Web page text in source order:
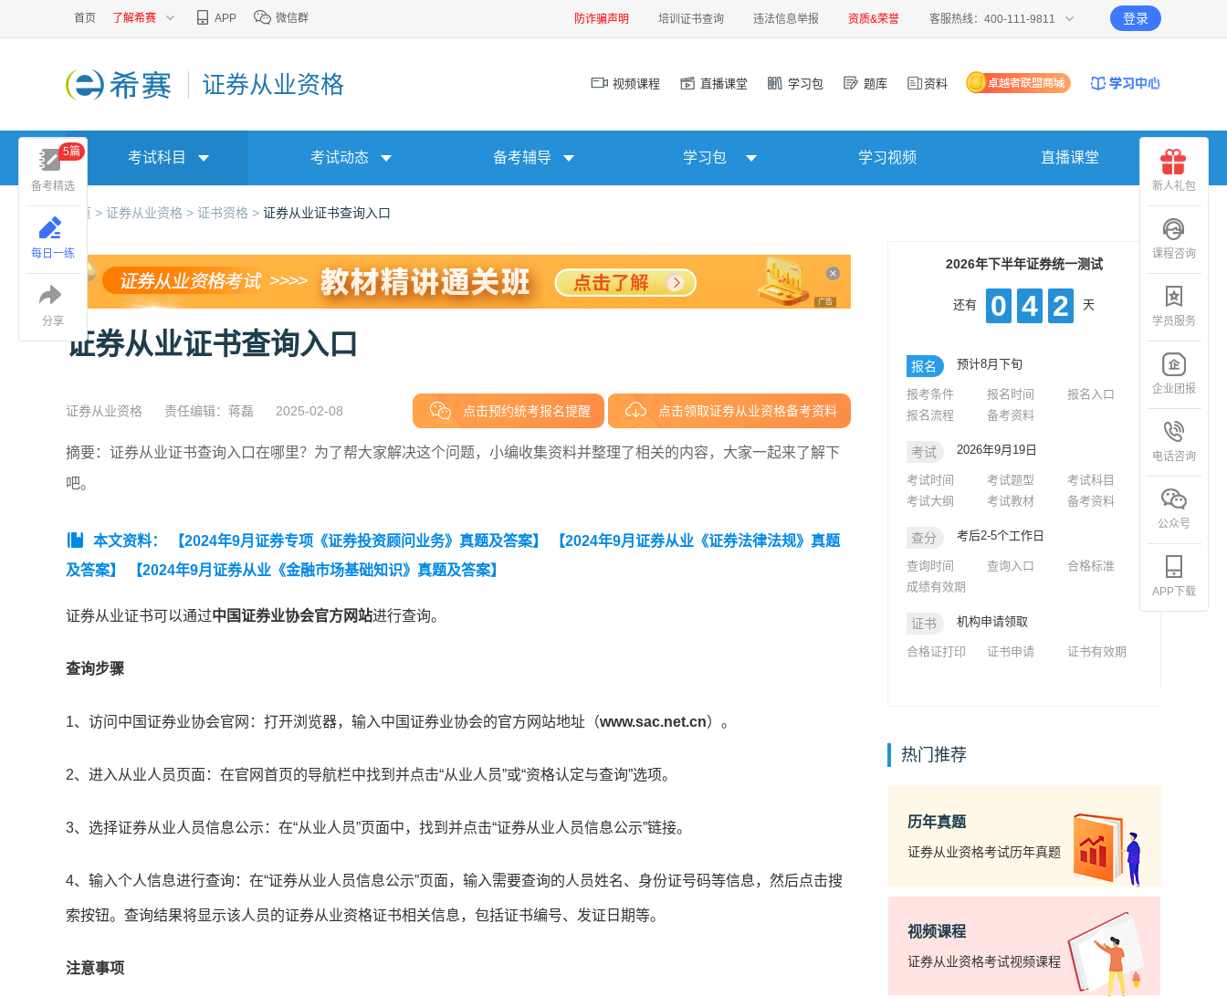
首页 了解希赛 APP 微信群 防诈骗声明 培训证书查询 违法信息举报 资质&荣誉 客服热线：400-111-9811 登录
证券从业资格 视频课程 直播课堂 学习包 题库 资料
考试科目 考试动态 备考辅导 学习包 学习视频 直播课堂
首页 > 证券从业资格 > 证书资格 > 证券从业证书查询入口
广告
证券从业证书查询入口
证券从业资格 责任编辑：蒋磊 2025-02-08 点击预约统考报名提醒 点击领取证券从业资格备考资料
摘要：证券从业证书查询入口在哪里？为了帮大家解决这个问题，小编收集资料并整理了相关的内容，大家一起来了解下
吧。
本文资料： 【2024年9月证券专项《证券投资顾问业务》真题及答案】
【2024年9月证券从业《证券法律法规》真题
及答案】
【2024年9月证券从业《金融市场基础知识》真题及答案】
证券从业证书可以通过中国证券业协会官方网站进行查询。‌
查询步骤
1、‌访问中国证券业协会官网‌：打开浏览器，输入中国证券业协会的官方网站地址（www.sac.net.cn）。‌
‌2、进入从业人员页面‌：在官网首页的导航栏中找到并点击“从业人员”或“资格认定与查询”选项。‌
‌3、选择证券从业人员信息公示‌：在“从业人员”页面中，找到并点击“证券从业人员信息公示”链接。
4、‌输入个人信息进行查询‌：在“证券从业人员信息公示”页面，输入需要查询的人员姓名、身份证号码等信息，然后点击搜
索按钮。查询结果将显示该人员的证券从业资格证书相关信息，包括证书编号、发证日期等。
注意事项
2026年下半年证券统一测试
还有 0 4 2 天
报名 预计8月下旬
报考条件 报名时间
报名入口
报名流程
备考资料
考试 2026年9月19日
考试时间 考试题型
考试科目
考试大纲
考试教材 备考资料
查分 考后2-5个工作日
查询时间 查询入口
合格标准
成绩有效期
证书 机构申请领取
合格证打印 证书申请 证书有效期
热门推荐
历年真题
证券从业资格考试历年真题
视频课程
证券从业资格考试视频课程
备考精选
5篇
每日一练
分享
新人礼包
课程咨询
学员服务
企业团报
电话咨询
公众号
APP下载